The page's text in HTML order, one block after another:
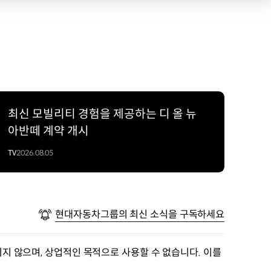
최신 모빌리티 경험을 제공하는 디 올 뉴
아반떼 계약 개시
TV2026.08.05
현대자동차그룹의 최신 소식을 구독하세요
않으며, 상업적인 목적으로 사용할 수 없습니다. 이를